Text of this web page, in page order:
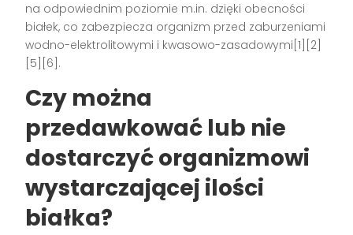
na odpowiednim poziomie m.in. dzięki obecności
białek, co zabezpiecza organizm przed zaburzeniami
wodno-elektrolitowymi i kwasowo-zasadowymi[1][2]
[5][6].
Czy można
przedawkować lub nie
dostarczyć organizmowi
wystarczającej ilości
białka?